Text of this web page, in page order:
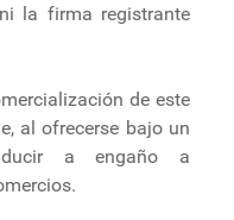
la firma registrante
de este
al ofrecerse bajo un
a engaño a